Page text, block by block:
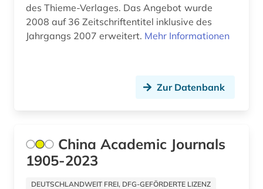
datensammlung (3)
deutschland (3)
droge (2)
des Thieme-Verlages. Das Angebot wurde
2008 auf 36 Zeitschriftentitel inklusive des
Jahrgangs 2007 erweitert. Mehr Informationen
Zur Datenbank
China Academic Journals
1905-2023
DEUTSCHLANDWEIT FREI, DFG-GEFÖRDERTE LIZENZ